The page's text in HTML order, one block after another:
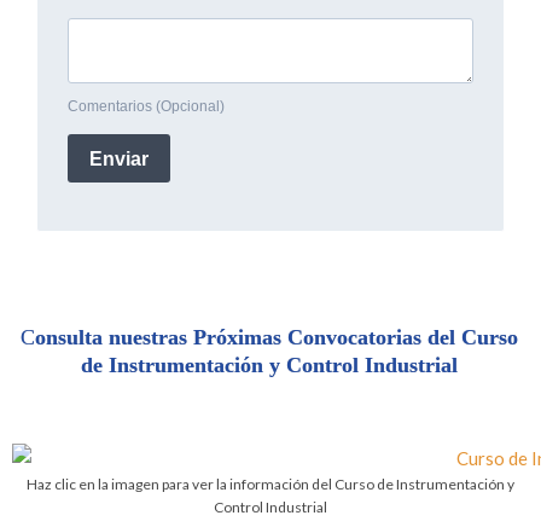
Consulta nuestras Próximas Convocatorias del Curso
de Instrumentación y Control Industrial
Haz clic en la imagen para ver la información del Curso de Instrumentación y
Control Industrial